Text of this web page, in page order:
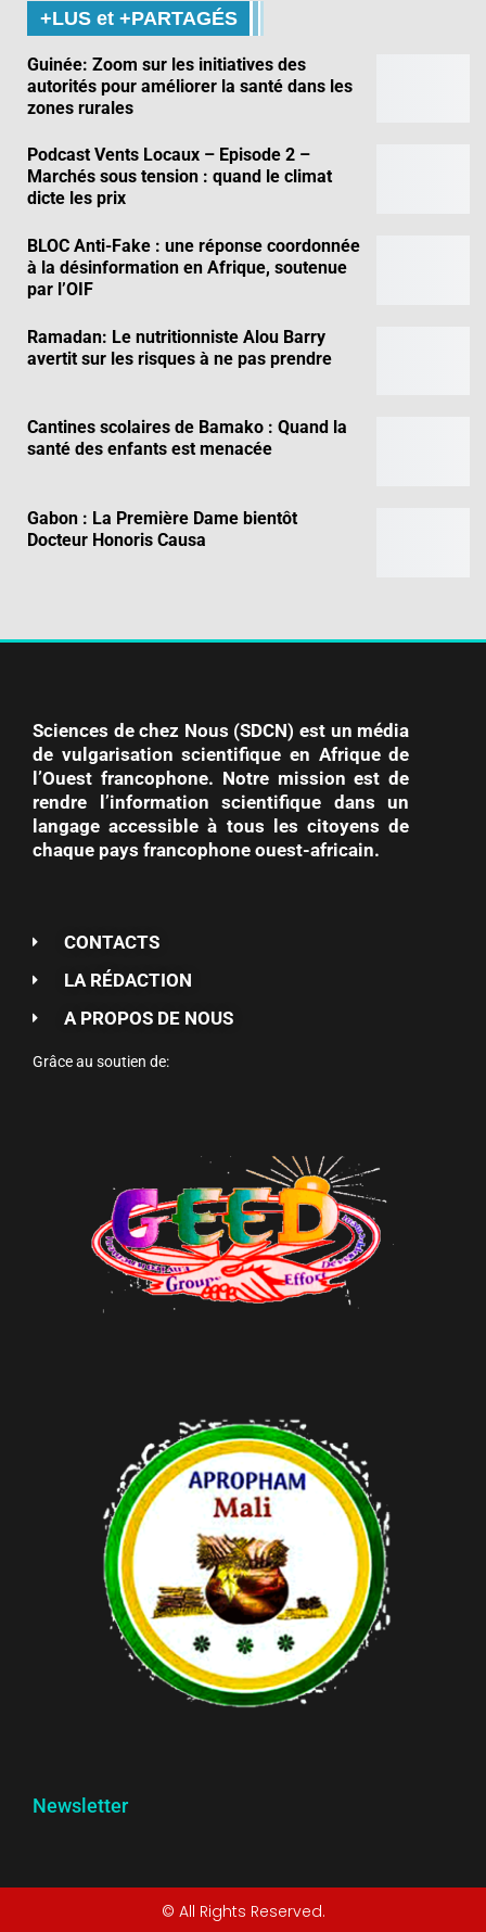
+LUS et +PARTAGÉS
Guinée: Zoom sur les initiatives des
autorités pour améliorer la santé dans les
zones rurales
Podcast Vents Locaux – Episode 2 –
Marchés sous tension : quand le climat
dicte les prix
BLOC Anti-Fake : une réponse coordonnée
à la désinformation en Afrique, soutenue
par l’OIF
Ramadan: Le nutritionniste Alou Barry
avertit sur les risques à ne pas prendre
Cantines scolaires de Bamako : Quand la
santé des enfants est menacée
Gabon : La Première Dame bientôt
Docteur Honoris Causa
Sciences de chez Nous (SDCN) est un média
de vulgarisation scientifique en Afrique de
l’Ouest francophone. Notre mission est de
rendre l’information scientifique dans un
langage accessible à tous les citoyens de
chaque pays francophone ouest-africain.
CONTACTS
LA RÉDACTION
A PROPOS DE NOUS
Grâce au soutien de:
Newsletter
© All Rights Reserved.